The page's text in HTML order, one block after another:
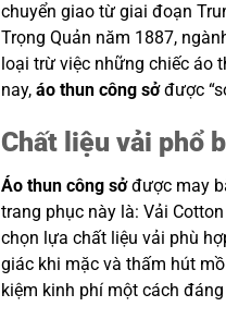
chuyển giao từ giai đoạn
Trọng Quản năm 1887,
loại trừ việc những chiếc áo
nay,áo thun công sởđược
Chất liệu vải phổ
Áo thun công sởđược may
trang phục này là: Vải
chọn lựa chất liệu vải phù
giác khi mặc và thấm hút
kiệm kinh phí một cách đáng